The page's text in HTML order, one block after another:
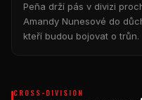
Peña drží pás v divizi
Amandy Nunesové do
kteří budou bojovat o trůn.
CROSS-DIVISION